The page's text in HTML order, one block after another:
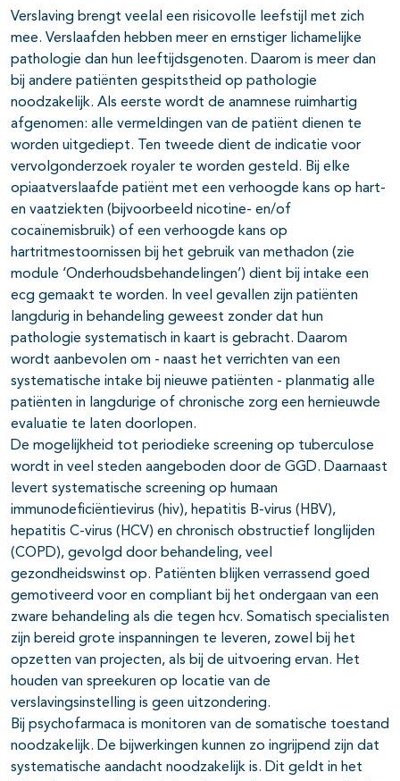
Verslaving brengt veelal een risicovolle leefstijl met zich
mee. Verslaafden hebben meer en ernstiger lichamelijke
pathologie dan hun leeftijdsge­noten. Daarom is meer dan
bij andere patiënten gespitstheid op pathologie
noodzakelijk. Als eerste wordt de anamnese ruimhartig
afgenomen: alle vermeldingen van de patiënt dienen te
worden uitgediept. Ten tweede dient de indicatie voor
vervolgonderzoek royaler te worden gesteld. Bij elke
opiaatverslaafde patiënt met een verhoogde kans op hart-
en vaatziekten (bijvoorbeeld nicotine- en/of
cocaïnemisbruik) of een verhoogde kans op
hartritmestoornissen bij het gebruik van methadon (zie
module ‘Onderhoudsbehandelingen’) dient bij intake een
ecg gemaakt te worden. In veel gevallen zijn patiënten
langdurig in behandeling geweest zonder dat hun
pathologie systematisch in kaart is gebracht. Daarom
wordt aanbevolen om - naast het verrichten van een
systematische intake bij nieuwe patiënten - plan­matig alle
patiënten in langdurige of chronische zorg een hernieuwde
evaluatie te laten doorlopen.
De mogelijkheid tot periodieke screening op tuberculose
wordt in veel steden aangeboden door de GGD. Daarnaast
levert systematische screening op humaan
immunodeficiëntievirus (hiv), hepatitis B-virus (HBV),
hepatitis C-virus (HCV) en chronisch obstructief longlijden
(COPD), gevolgd door behandeling, veel
gezondheidswinst op. Patiënten blijken verrassend goed
gemotiveerd voor en compliant bij het ondergaan van een
zware behande­ling als die tegen hcv. Somatisch specialisten
zijn bereid grote inspan­ningen te leveren, zowel bij het
opzetten van projecten, als bij de uitvoering ervan. Het
houden van spreekuren op locatie van de
verslavingsinstelling is geen uitzondering.
Bij psychofarmaca is monitoren van de somatische toestand
noodza­kelijk. De bijwerkingen kunnen zo ingrijpend zijn dat
systematische aandacht noodzakelijk is. Dit geldt in het